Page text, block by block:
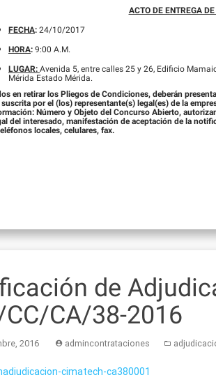
ACTO DE ENTREGA
FECHA: 24/10/2017
HORA: 9:00 A.M.
LUGAR: Avenida 5, entre calles 25 y 26, Edificio
Mérida Estado Mérida.
en retirar los Pliegos de Condiciones, deberán
por el (los) representante(s) legal(es) de la
Número y Objeto del Concurso Abierto,
del interesado, manifestación de aceptación de la
locales, celulares, fax.
de
CC/CA/38-2016
2016 admincontrataciones
cimatech-ca380001